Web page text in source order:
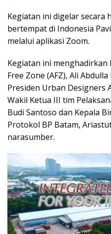
Kegiatan ini digelar secara
bertempat di Indonesia
melalui aplikasi Zoom.
Kegiatan ini menghadirkan
Free Zone (AFZ), Ali
Presiden Urban Designers
Wakil Ketua III tim
Budi Santoso dan Kepala
Protokol BP Batam,
narasumber.